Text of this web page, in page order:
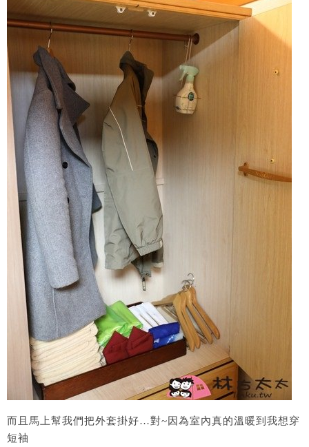
而且馬上幫我們把外套掛好…對~因為室內真的溫暖到我想穿
短袖